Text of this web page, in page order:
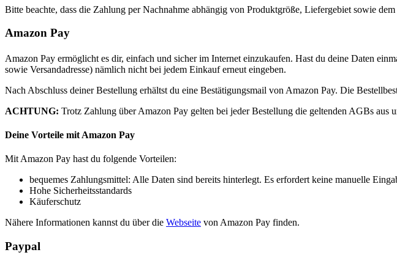
Bitte beachte, dass die Zahlung per Nachnahme abhängig von Produktgröße, Liefergebiet sowie
Amazon Pay
Amazon Pay ermöglicht es dir, einfach und sicher im Internet einzukaufen. Hast du deine Daten
sowie Versandadresse) nämlich nicht bei jedem Einkauf erneut eingeben.
Nach Abschluss deiner Bestellung erhältst du eine Bestätigungsmail von Amazon Pay. Die
ACHTUNG: Trotz Zahlung über Amazon Pay gelten bei jeder Bestellung die geltenden AGBs aus
Deine Vorteile mit Amazon Pay
Mit Amazon Pay hast du folgende Vorteilen:
bequemes Zahlungsmittel: Alle Daten sind bereits hinterlegt. Es erfordert keine manuelle
Hohe Sicherheitsstandards
Käuferschutz
Nähere Informationen kannst du über die Webseite von Amazon Pay finden.
Paypal